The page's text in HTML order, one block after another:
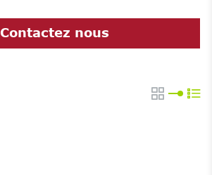
Contactez nous